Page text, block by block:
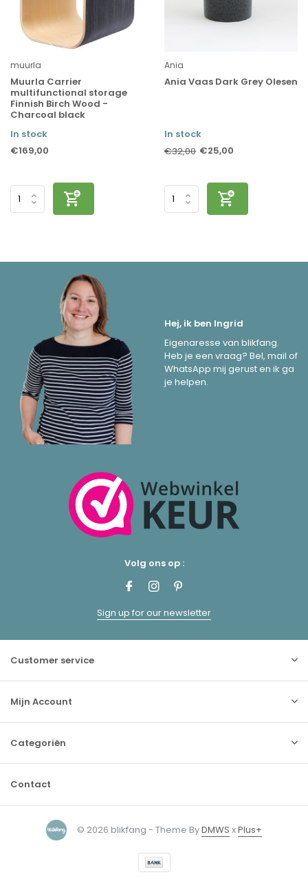
muurla
Muurla Carrier
multifunctional storage
Finnish Birch Wood -
Charcoal black
In stock
€169,00
Ania
Ania Vaas Dark Grey Olesen
In stock
€32,00 €25,00
Hej, ik ben Ingrid
Eigenaresse van blikfang.
Heb je een vraag? Bel, mail of
WhatsApp mij gerust en ik ga
je helpen.
Volg ons op :
Sign up for our newsletter
Customer service
Mijn Account
Categoriën
Contact
© 2026 blikfang - Theme ByDMWS xPlus+